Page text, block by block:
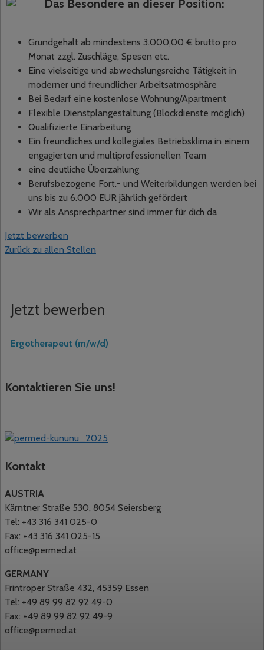
Das Besondere an dieser Position:
Grundgehalt ab mindestens 3.000,00 € brutto pro
Monat zzgl. Zuschläge, Spesen etc.
Eine vielseitige und abwechslungsreiche Tätigkeit in
moderner und freundlicher Arbeitsatmosphäre
Bei Bedarf eine kostenlose Wohnung/Apartment
Flexible Dienstplangestaltung (Blockdienste möglich)
Qualifizierte Einarbeitung
Ein freundliches und kollegiales Betriebsklima in einem
engagierten und multiprofessionellen Team
eine deutliche Überzahlung
Berufsbezogene Fort.- und Weiterbildungen werden bei
uns bis zu 6.000 EUR jährlich gefördert
Wir als Ansprechpartner sind immer für dich da
Jetzt bewerben
Zurück zu allen Stellen
Jetzt bewerben
Ergotherapeut (m/w/d)
Kontaktieren Sie uns!
Kontakt
AUSTRIA
Kärntner Straße 530, 8054 Seiersberg
Tel: +43 316 341 025-0
Fax: +43 316 341 025-15
office@permed.at
GERMANY
Frintroper Straße 432, 45359 Essen
Tel: +49 89 99 82 92 49-0
Fax: +49 89 99 82 92 49-9
office@permed.at